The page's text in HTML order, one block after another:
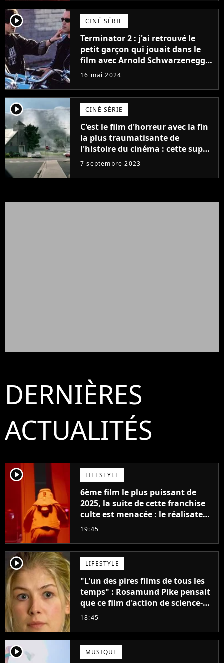
player2 CINÉ SÉRIE
Terminator 2 : j'ai retrouvé le
petit garçon qui jouait dans le
film avec Arnold Schwarzenegger
et il a sacrément changé !
16 mai 2024
player2 CINÉ SÉRIE
C'est le film d'horreur avec la fin
la plus traumatisante de
l'histoire du cinéma : cette super
adaptation de Stephen King est
dispo en streaming
7 septembre 2023
DERNIÈRES
ACTUALITÉS
player2 LIFESTYLE
6ème film le plus puissant de
2025, la suite de cette franchise
culte est menacée : le réalisateur
claque la porte pour "différends
19:45
player2 LIFESTYLE
"L'un des pires films de tous les
temps" : Rosamund Pike pensait
que ce film d'action de science-
fiction avec Dwayne Johnson
18:45
player2 MUSIQUE